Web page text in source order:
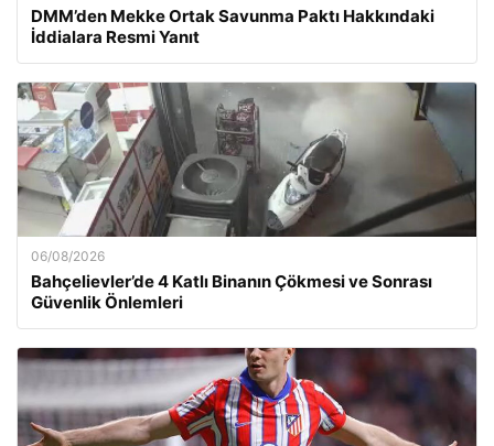
DMM’den Mekke Ortak Savunma Paktı Hakkındaki
İddialara Resmi Yanıt
06/08/2026
Bahçelievler’de 4 Katlı Binanın Çökmesi ve Sonrası
Güvenlik Önlemleri